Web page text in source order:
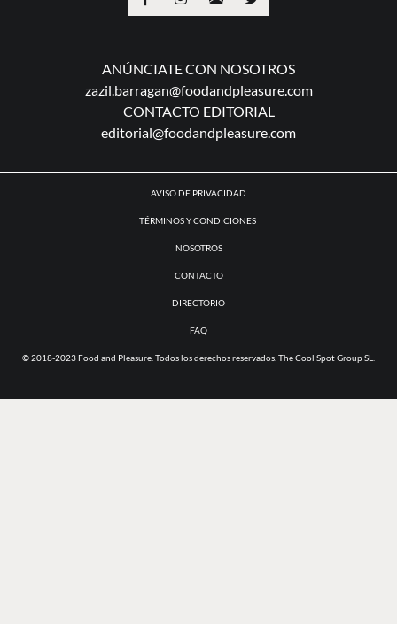
ANÚNCIATE CON NOSOTROS
zazil.barragan@foodandpleasure.com
CONTACTO EDITORIAL
editorial@foodandpleasure.com
AVISO DE PRIVACIDAD
TÉRMINOS Y CONDICIONES
NOSOTROS
CONTACTO
DIRECTORIO
FAQ
© 2018-2023 Food and Pleasure. Todos los derechos reservados. The Cool Spot Group SL.